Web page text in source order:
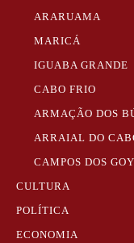
ARARUAMA
MARICÁ
IGUABA GRANDE
CABO FRIO
ARMAÇÃO DOS
ARRAIAL DO
CAMPOS DOS
CULTURA
POLÍTICA
ECONOMIA